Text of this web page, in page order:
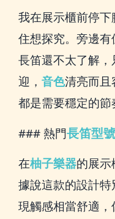
我在展示櫃前停
住想探究。旁邊
長笛還不太了解
迎， 音色清亮而且
都是需要穩定的節
### 熱門長笛型號
在柚子樂器的展示
據說這款的設計特
現觸感相當舒適